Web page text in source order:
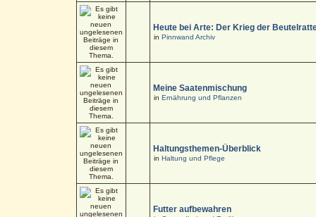
Heute bei Arte: Der Krieg der
in Pinnwand Archiv
Meine Saatenmischung
in Ernährung und Pflanzen
Haltungsthemen-Überblick
in Haltung und Pflege
Futter aufbewahren